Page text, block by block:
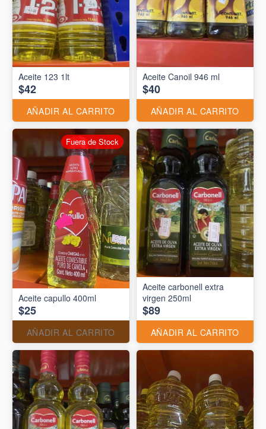
Aceite 123 1lt
$42
AÑADIR AL CARRITO
Aceite Canoil 946 ml
$40
AÑADIR AL CARRITO
Aceite capullo 400ml
$25
AÑADIR AL CARRITO
Fuera de Stock
Aceite carbonell extra
virgen 250ml
$89
AÑADIR AL CARRITO